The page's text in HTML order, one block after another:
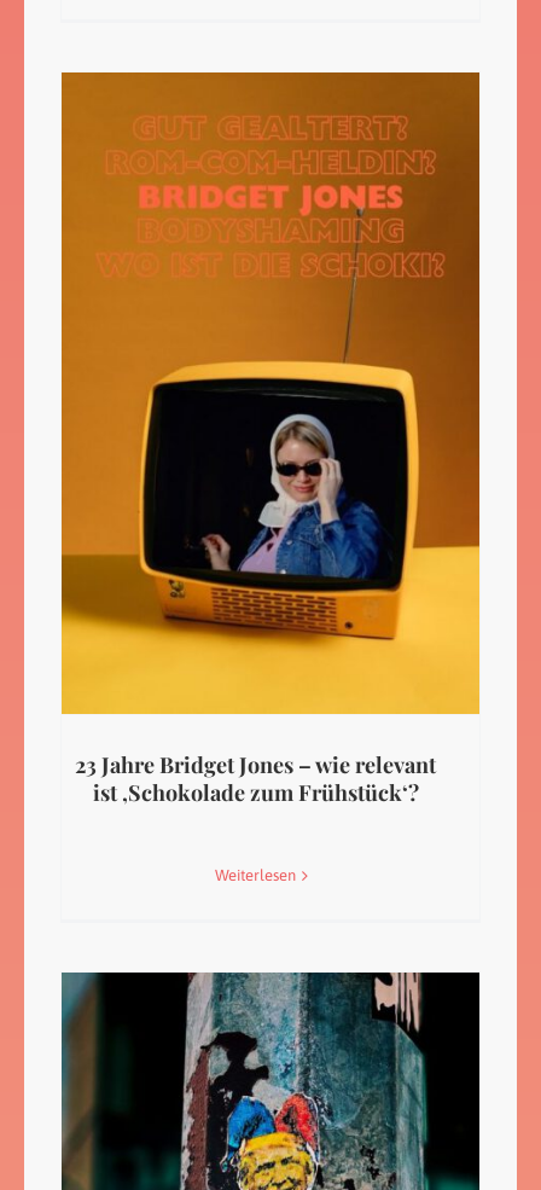
23 Jahre Bridget Jones – wie relevant
ist ‚Schokolade zum Frühstück‘?
Weiterlesen